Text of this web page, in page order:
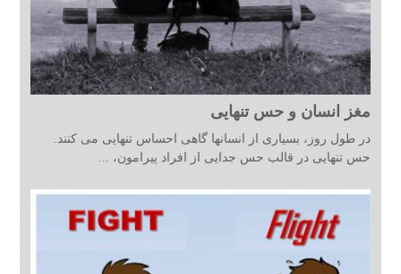
مغز انسان و حس تنهایی
در طول روز، بسیاری از انسانها گاهی احساس تنهایی می کنند.
حس تنهایی در قالب حس جدایی از افراد پیرامون، ...